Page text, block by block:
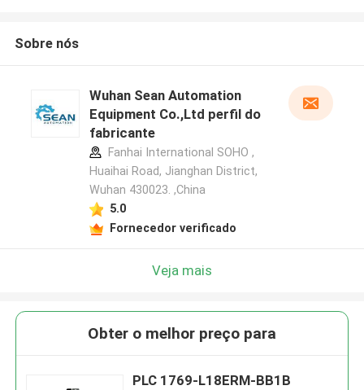
Sobre nós
Wuhan Sean Automation
Equipment Co.,Ltd perfil do
fabricante
Fanhai International SOHO ,
Huaihai Road, Jianghan District,
Wuhan 430023. ,China
5.0
Fornecedor verificado
Veja mais
Obter o melhor preço para
PLC 1769-L18ERM-BB1B